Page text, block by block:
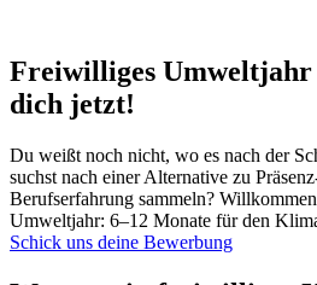
Freiwilliges Umweltjahr
dich jetzt!
Du weißt noch nicht, wo es nach der
suchst nach einer Alternative zu
Berufserfahrung sammeln?
Umweltjahr: 6–12 Monate für den
Schick uns deine Bewerbung